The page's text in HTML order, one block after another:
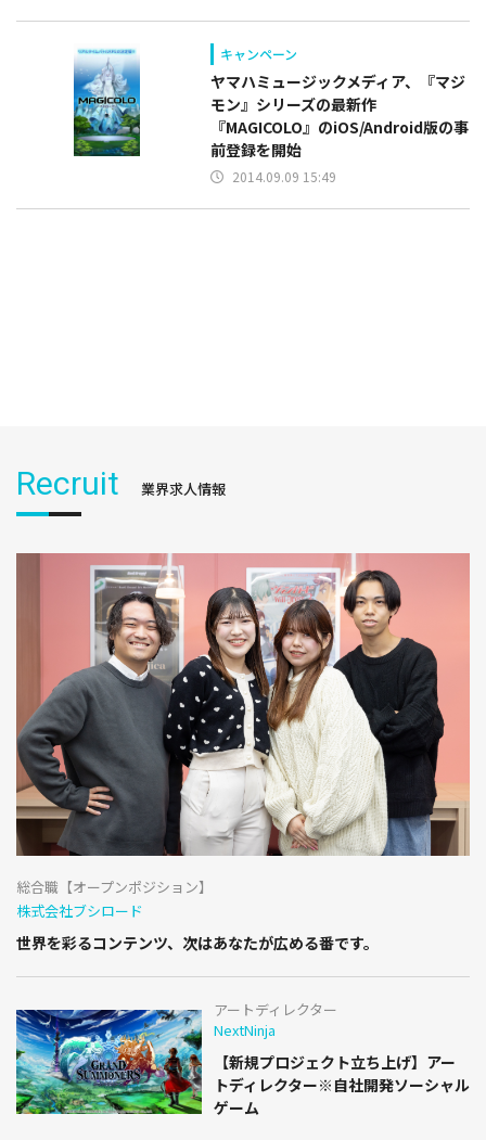
キャンペーン
ヤマハミュージックメディア、『マジ
モン』シリーズの最新作
『MAGICOLO』のiOS/Android版の事
前登録を開始
2014.09.09 15:49
Recruit 業界求人情報
総合職【オープンポジション】
株式会社ブシロード
世界を彩るコンテンツ、次はあなたが広める番です。
アートディレクター
NextNinja
【新規プロジェクト立ち上げ】アー
トディレクター※自社開発ソーシャル
ゲーム